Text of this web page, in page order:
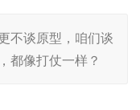
不谈原型，咱们谈
都像打仗一样？